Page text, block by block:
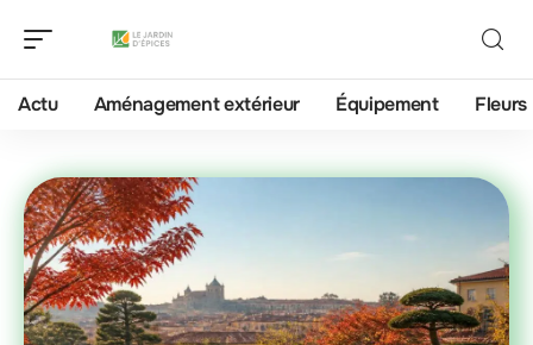
Actu Aménagement extérieur Équipement Fleurs